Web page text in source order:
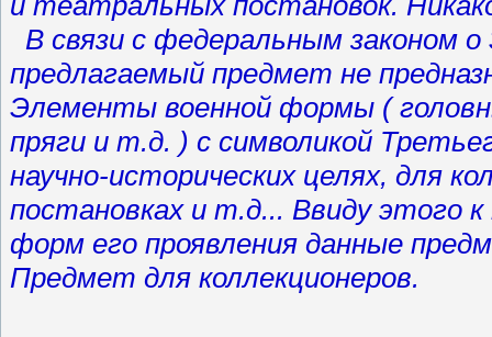
В связи с федеральным законом
предлагаемый предмет не
Элементы военной формы (
пряги и т.д. ) с символикой
научно-исторических целях, для
постановках и т.д... Ввиду этого к
форм его проявления данные
Предмет для коллекционеров.